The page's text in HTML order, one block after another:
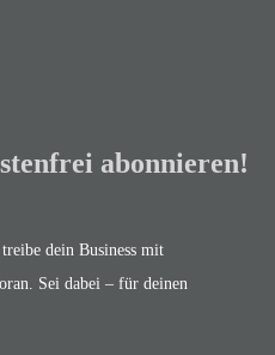
abonnieren!
dein Business mit
Sei dabei – für deinen